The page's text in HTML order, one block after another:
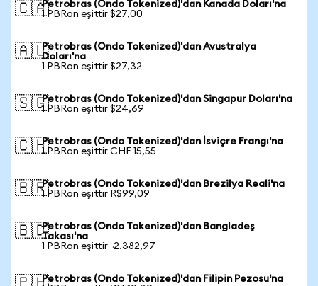
🇨🇦Petrobras (Ondo Tokenized)'dan Kanada Doları'na
1 PBRon eşittir $27,00
🇦🇺Petrobras (Ondo Tokenized)'dan Avustralya
Doları'na
1 PBRon eşittir $27,32
🇸🇬Petrobras (Ondo Tokenized)'dan Singapur Doları'na
1 PBRon eşittir $24,69
🇨🇭Petrobras (Ondo Tokenized)'dan İsviçre Frangı'na
1 PBRon eşittir CHF 15,55
🇧🇷Petrobras (Ondo Tokenized)'dan Brezilya Reali'na
1 PBRon eşittir R$99,09
🇧🇩Petrobras (Ondo Tokenized)'dan Bangladeş
Takası'na
1 PBRon eşittir ৳2.382,97
Petrobras (Ondo Tokenized)'dan Filipin Pezosu'na